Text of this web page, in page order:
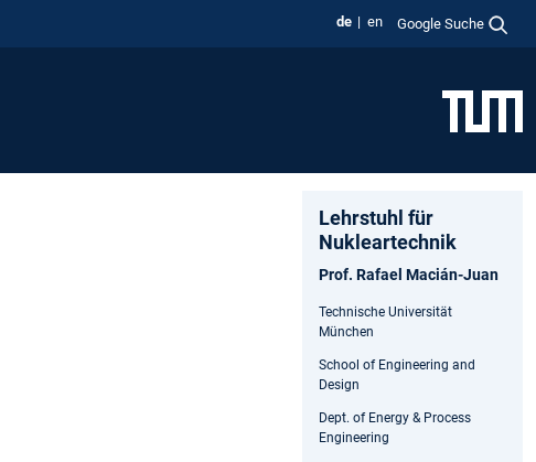
de en Google Suche
Lehrstuhl für
Nukleartechnik
Prof. Rafael Macián-Juan
Technische Universität
München
School of Engineering and
Design
Dept. of Energy & Process
Engineering